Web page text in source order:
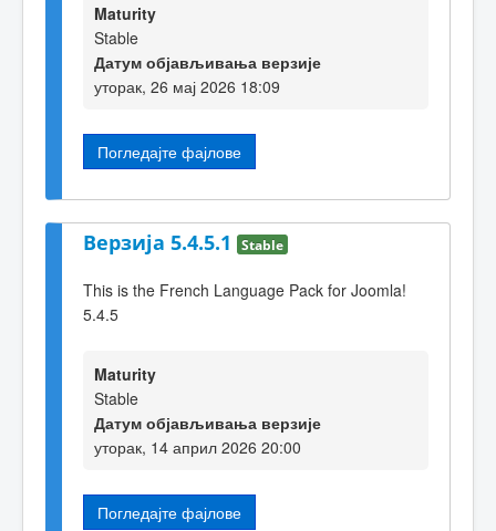
Maturity
Stable
Датум објављивања верзије
уторак, 26 мај 2026 18:09
Погледајте фајлове
Верзија 5.4.5.1 Stable
This is the French Language Pack for Joomla!
5.4.5
Maturity
Stable
Датум објављивања верзије
уторак, 14 април 2026 20:00
Погледајте фајлове